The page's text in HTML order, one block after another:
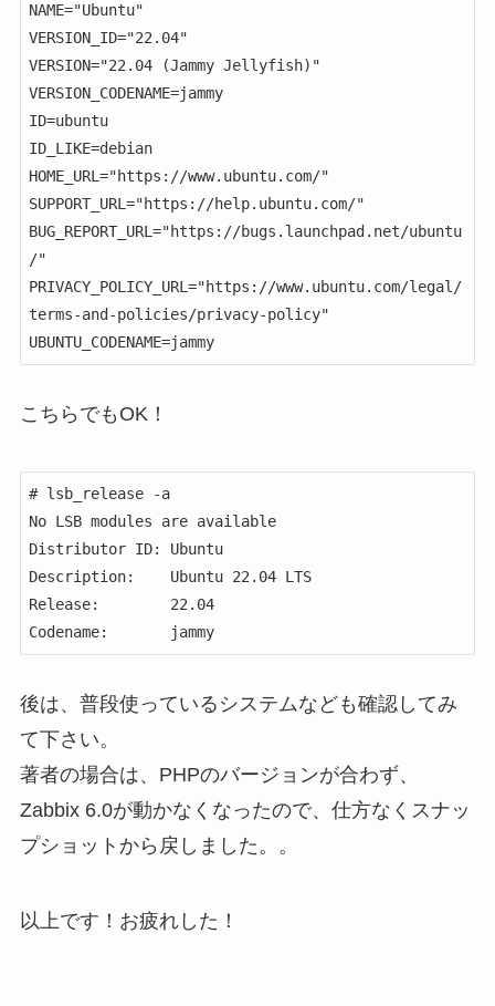
NAME="Ubuntu"
VERSION_ID="22.04"
VERSION="22.04 (Jammy Jellyfish)"
VERSION_CODENAME=jammy
ID=ubuntu
ID_LIKE=debian
HOME_URL="https://www.ubuntu.com/"
SUPPORT_URL="https://help.ubuntu.com/"
BUG_REPORT_URL="https://bugs.launchpad.net/ubuntu
/"
PRIVACY_POLICY_URL="https://www.ubuntu.com/legal/
terms-and-policies/privacy-policy"
UBUNTU_CODENAME=jammy
こちらでもOK！
# lsb_release -a
No LSB modules are available
Distributor ID: Ubuntu
Description:    Ubuntu 22.04 LTS
Release:        22.04
Codename:       jammy
後は、普段使っているシステムなども確認してみ
て下さい。
著者の場合は、PHPのバージョンが合わず、
Zabbix 6.0が動かなくなったので、仕方なくスナッ
プショットから戻しました。。
以上です！お疲れした！